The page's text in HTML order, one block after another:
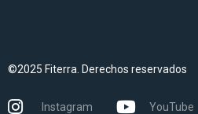
©2025 Fiterra. Derechos reservados
Instagram YouTube